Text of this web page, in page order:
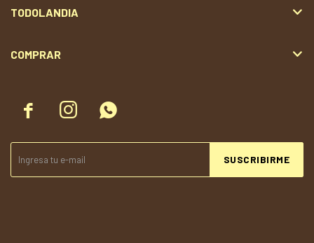
  
SUSCRIBIRME
TODOLANDIA
COMPRAR